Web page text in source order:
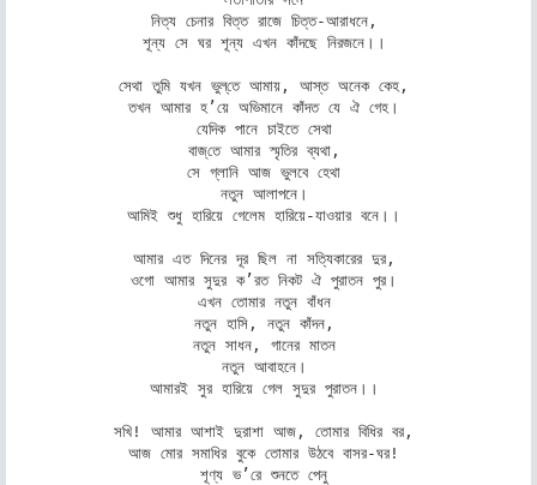
নিত্য চেনার বিত্ত রাজে চিত্ত-আরাধনে,
শূন্য সে ঘর শূন্য এখন কাঁদছে নিরজনে।।
সেথা তুমি যখন ভুল্‌তে আমায়, আস্‌ত অনেক কেহ,
তখন আমার হ’য়ে অভিমানে কাঁদত যে ঐ গেহ।
যেদিক পানে চাইতে সেথা
বাজ্‌তে আমার স্মৃতির ব্যথা,
সে গ্লানি আজ ভুলবে হেথা
নতুন আলাপনে।
আমিই শুধু হারিয়ে গেলেম হারিয়ে-যাওয়ার বনে।।
আমার এত দিনের দূর ছিল না সত্যিকারের দুর,
ওগো আমার সুদুর ক’রত নিকট ঐ পুরাতন পুর।
এখন তোমার নতুন বাঁধন
নতুন হাসি, নতুন কাঁদন,
নতুন সাধন, গানের মাতন
নতুন আবাহনে।
আমারই সুর হারিয়ে গেল সুদুর পুরাতন।।
সখি! আমার আশাই দুরাশা আজ, তোমার বিধির বর,
আজ মোর সমাধির বুকে তোমার উঠবে বাসর-ঘর!
শূণ্য ভ’রে শুনতে পেনু